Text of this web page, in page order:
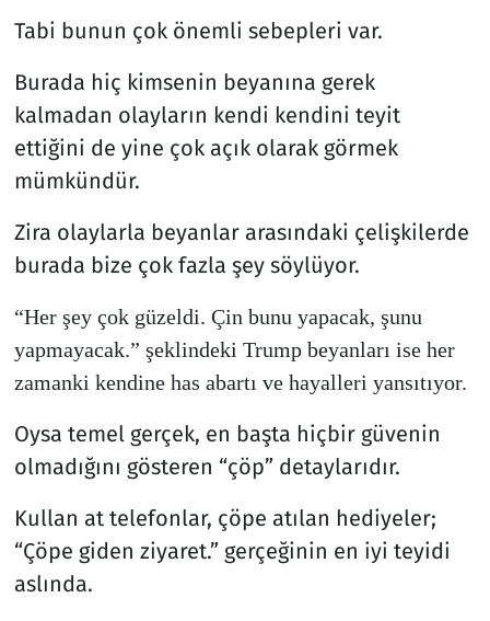
Tabi bunun çok önemli sebepleri var.
Burada hiç kimsenin beyanına gerek
kalmadan olayların kendi kendini teyit
ettiğini de yine çok açık olarak görmek
mümkündür.
Zira olaylarla beyanlar arasındaki çelişkilerde
burada bize çok fazla şey söylüyor.
“Her şey çok güzeldi. Çin bunu yapacak, şunu
yapmayacak.” şeklindeki Trump beyanları ise her
zamanki kendine has abartı ve hayalleri yansıtıyor.
Oysa temel gerçek, en başta hiçbir güvenin
olmadığını gösteren “çöp” detaylarıdır.
Kullan at telefonlar, çöpe atılan hediyeler;
“Çöpe giden ziyaret.” gerçeğinin en iyi teyidi
aslında.
Rüya Tabirleri
Sağlık
Savunma Sanayi
Seçim 2023
Spor
Teknoloji ve Bilim
Televizyon